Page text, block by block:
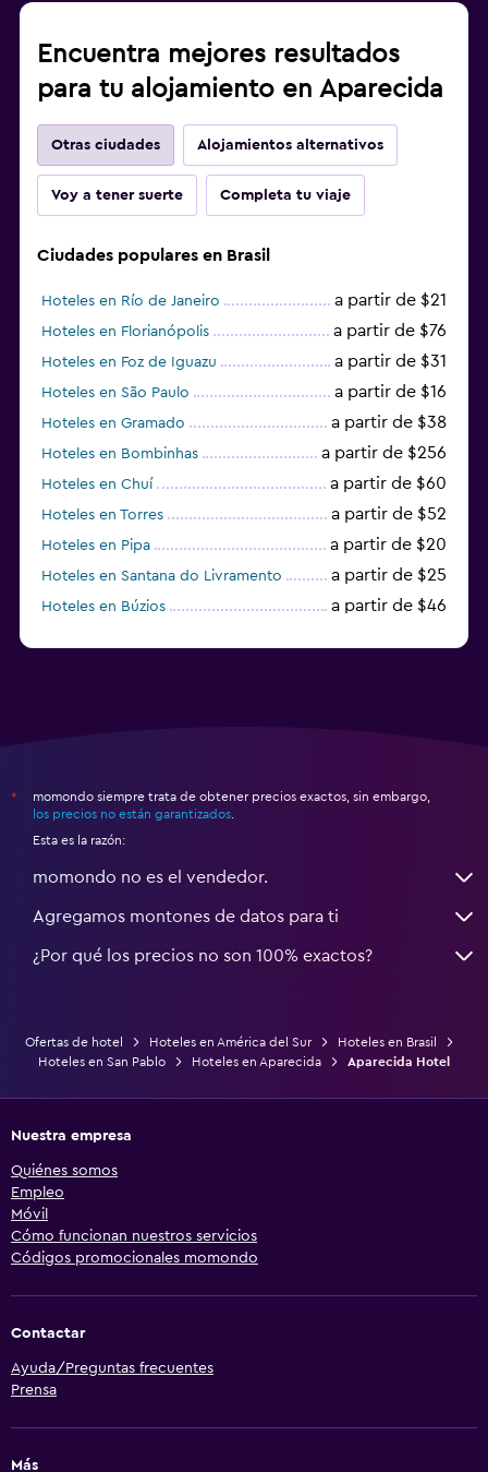
Encuentra mejores resultados
para tu alojamiento en Aparecida
Otras ciudades Alojamientos alternativos
Voy a tener suerte Completa tu viaje
Ciudades populares en Brasil
Hoteles en Río de Janeiro a partir de $21
Hoteles en Florianópolis a partir de $76
Hoteles en Foz de Iguazu a partir de $31
Hoteles en São Paulo a partir de $16
Hoteles en Gramado a partir de $38
Hoteles en Bombinhas a partir de $256
Hoteles en Chuí a partir de $60
Hoteles en Torres a partir de $52
Hoteles en Pipa a partir de $20
Hoteles en Santana do Livramento a partir de $25
Hoteles en Búzios a partir de $46
*
momondo siempre trata de obtener precios exactos, sin embargo,
los precios no están garantizados
Esta es la razón:
momondo no es el vendedor.
Agregamos montones de datos para ti
¿Por qué los precios no son 100% exactos?
Ofertas de hotel Hoteles en América del Sur
Hoteles en Brasil
Hoteles en San Pablo
Hoteles en Aparecida Aparecida Hotel
Nuestra empresa
Quiénes somos
Empleo
Móvil
Cómo funcionan nuestros servicios
Códigos promocionales momondo
Contactar
Ayuda/Preguntas frecuentes
Prensa
Más